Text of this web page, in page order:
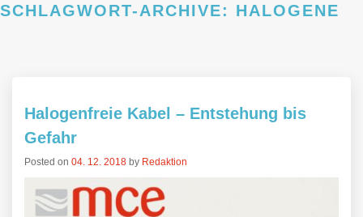
SCHLAGWORT-ARCHIVE: HALOGENE
Halogenfreie Kabel – Entstehung bis
Gefahr
Posted on 04. 12. 2018 by Redaktion